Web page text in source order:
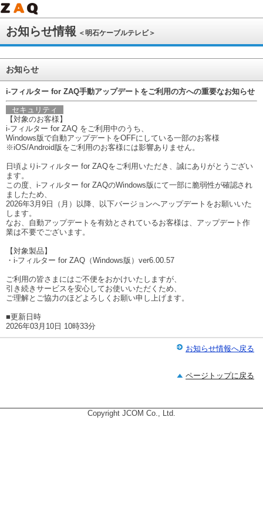
お知らせ情報 ＜明石ケーブルテレビ＞
お知らせ
i-フィルター for ZAQ手動アップデートをご利用の方への重要なお知らせ
セキュリティ
【対象のお客様】
i-フィルター for ZAQ をご利用中のうち、
Windows版で自動アップデートをOFFにしている一部のお客様
※iOS/Android版をご利用のお客様には影響ありません。
日頃よりi-フィルター for ZAQをご利用いただき、誠にありがとうござい
ます。
この度、i-フィルター for ZAQのWindows版にて一部に脆弱性が確認され
ましたため、
2026年3月9日（月）以降、以下バージョンへアップデートをお願いいた
します。
なお、自動アップデートを有効とされているお客様は、アップデート作
業は不要でございます。
【対象製品】
・i-フィルター for ZAQ（Windows版）ver6.00.57
ご利用の皆さまにはご不便をおかけいたしますが、
引き続きサービスを安心してお使いいただくため、
ご理解とご協力のほどよろしくお願い申し上げます。
■更新日時
2026年03月10日 10時33分
お知らせ情報へ戻る
ページトップに戻る
Copyright JCOM Co., Ltd.